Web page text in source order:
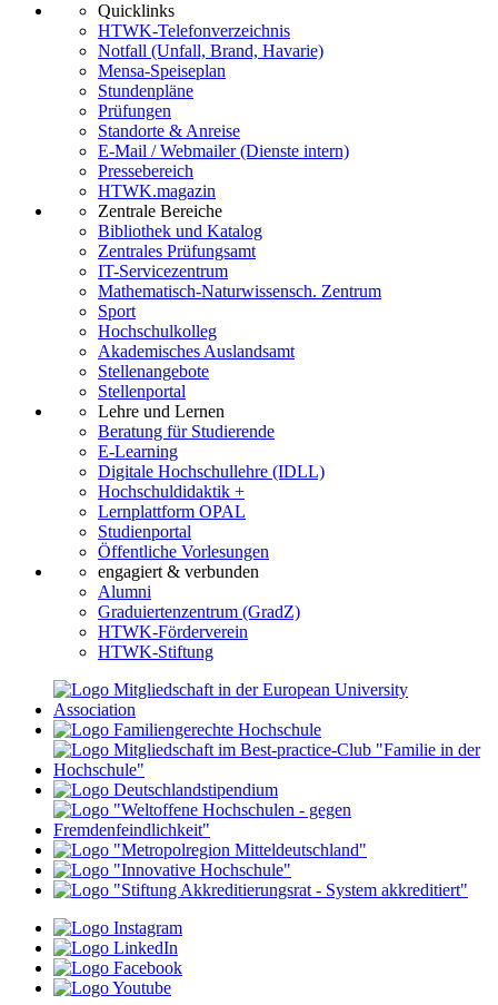
Quicklinks
HTWK-Telefonverzeichnis
Notfall (Unfall, Brand, Havarie)
Mensa-Speiseplan
Stundenpläne
Prüfungen
Standorte & Anreise
E-Mail / Webmailer (Dienste intern)
Pressebereich
HTWK.magazin
Zentrale Bereiche
Bibliothek und Katalog
Zentrales Prüfungsamt
IT-Servicezentrum
Mathematisch-Naturwissensch. Zentrum
Sport
Hochschulkolleg
Akademisches Auslandsamt
Stellenangebote
Stellenportal
Lehre und Lernen
Beratung für Studierende
E-Learning
Digitale Hochschullehre (IDLL)
Hochschuldidaktik +
Lernplattform OPAL
Studienportal
Öffentliche Vorlesungen
engagiert & verbunden
Alumni
Graduiertenzentrum (GradZ)
HTWK-Förderverein
HTWK-Stiftung